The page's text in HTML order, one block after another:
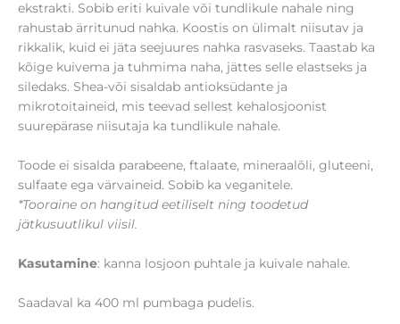
ekstrakti. Sobib eriti kuivale või tundlikule nahale ning
rahustab ärritunud nahka. Koostis on ülimalt niisutav ja
rikkalik, kuid ei jäta seejuures nahka rasvaseks. Taastab ka
kõige kuivema ja tuhmima naha, jättes selle elastseks ja
siledaks. Shea-või sisaldab antioksüdante ja
mikrotoitaineid, mis teevad sellest kehalosjoonist
suurepärase niisutaja ka tundlikule nahale.
Toode ei sisalda parabeene, ftalaate, mineraalõli, gluteeni,
sulfaate ega värvaineid. Sobib ka veganitele.
*Tooraine on hangitud eetiliselt ning toodetud
jätkusuutlikul viisil.
Kasutamine: kanna losjoon puhtale ja kuivale nahale.
Saadaval ka 400 ml pumbaga pudelis.